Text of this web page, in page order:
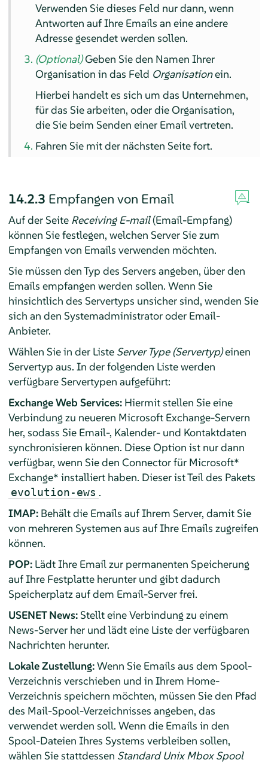
Verwenden Sie dieses Feld nur dann, wenn
Antworten auf Ihre Emails an eine andere
Adresse gesendet werden sollen.
(Optional)Geben Sie den Namen Ihrer
Organisation in das Feld Organisationein.
Hierbei handelt es sich um das Unternehmen,
für das Sie arbeiten, oder die Organisation,
die Sie beim Senden einer Email vertreten.
Fahren Sie mit der nächsten Seite fort.
14.2.3 Empfangen von Email
Auf der Seite Receiving E-mail(Email-Empfang)
können Sie festlegen, welchen Server Sie zum
Empfangen von Emails verwenden möchten.
Sie müssen den Typ des Servers angeben, über den
Emails empfangen werden sollen. Wenn Sie
hinsichtlich des Servertyps unsicher sind, wenden Sie
sich an den Systemadministratoroder Email-
Anbieter.
Wählen Sie in der Liste Server Type (Servertyp)einen
Servertyp aus. In der folgenden Liste werden
verfügbare Servertypen aufgeführt:
Exchange Web Services:Hiermit stellen Sie eine
Verbindung zu neueren Microsoft Exchange-Servern
her, sodass Sie Email-, Kalender- und Kontaktdaten
synchronisieren können. Diese Option ist nur dann
verfügbar, wenn Sie den Connector für Microsoft*
Exchange* installiert haben. Dieser ist Teil des Pakets
evolution-ews .
IMAP:Behält die Emails auf Ihrem Server, damit Sie
von mehreren Systemen aus auf Ihre Emails zugreifen
können.
POP:Lädt Ihre Email zur permanenten Speicherung
auf Ihre Festplatte herunter und gibt dadurch
Speicherplatz auf dem Email-Server frei.
USENET News:Stellt eine Verbindung zu einem
News-Server her und lädt eine Liste der verfügbaren
Nachrichten herunter.
Lokale Zustellung:Wenn Sie Emails aus dem Spool-
Verzeichnis verschieben und in Ihrem Home-
Verzeichnis speichern möchten, müssen Sie den Pfad
des Mail-Spool-Verzeichnisses angeben, das
verwendet werden soll. Wenn die Emails in den
Spool-Dateien Ihres Systems verbleiben sollen,
wählen Sie stattdessen Standard Unix Mbox Spool